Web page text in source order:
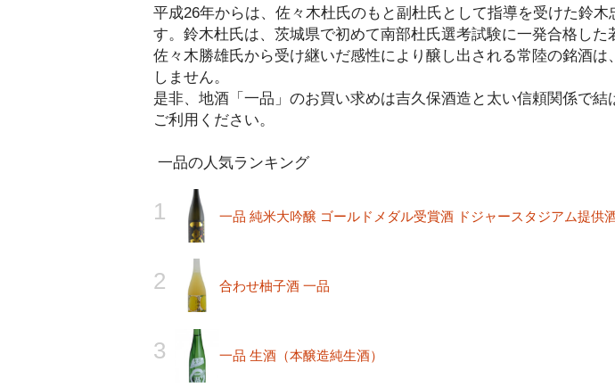
平成26年からは、佐々木杜氏のもと副杜氏として指導を受けた鈴木
す。鈴木杜氏は、茨城県で初めて南部杜氏選考試験に一発合格した
佐々木勝雄氏から受け継いだ感性により醸し出される常陸の銘酒
しません。
是非、地酒「一品」のお買い求めは吉久保酒造と太い信頼関係で
ご利用ください。
一品の人気ランキング
一品 純米大吟醸 ゴールドメダル受賞酒 ドジャースタジアム提供
合わせ柚子酒 一品
一品 生酒（本醸造純生酒）